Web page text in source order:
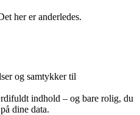
her er anderledes.
og samtykker til
indhold – og bare rolig, du
dine data.